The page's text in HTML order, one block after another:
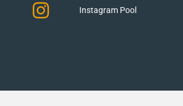
Instagram Pool